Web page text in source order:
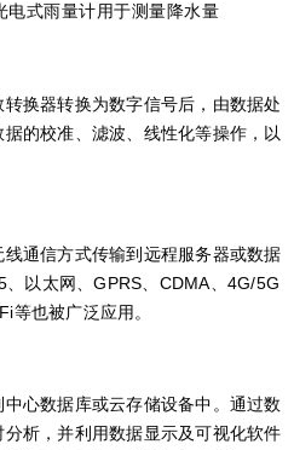
电式雨量计用于测量降水量
换器转换为数字信号后，由数据处
的校准、滤波、线性化等操作，以
通信方式传输到远程服务器或数据
以太网、GPRS、CDMA、4G/5G
等也被广泛应用。
心数据库或云存储设备中。通过数
析，并利用数据显示及可视化软件